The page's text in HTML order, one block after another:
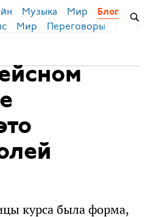
Музыка Мир Блог
Мир Переговоры
курса была форма,